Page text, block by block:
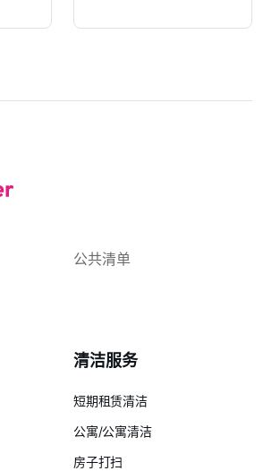
公共清单
清洁服务
短期租赁清洁
公寓/公寓清洁
房子打扫